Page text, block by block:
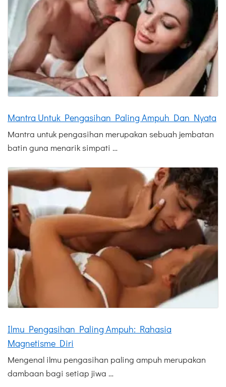
Mantra Untuk Pengasihan Paling Ampuh Dan Nyata
Mantra untuk pengasihan merupakan sebuah jembatan
batin guna menarik simpati …
Ilmu Pengasihan Paling Ampuh: Rahasia
Magnetisme Diri
Mengenal ilmu pengasihan paling ampuh merupakan
dambaan bagi setiap jiwa …